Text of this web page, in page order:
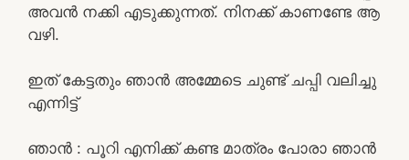
അവൻ നക്കി എടുക്കുന്നത്. നിനക്ക് കാണണ്ടേ ആ
വഴി.
ഇത് കേട്ടതും ഞാൻ അമ്മേടെ ചുണ്ട് ചപ്പി വലിച്ചു
എന്നിട്ട്
ഞാൻ : പൂറി എനിക്ക് കണ്ട മാത്രം പോരാ ഞാൻ